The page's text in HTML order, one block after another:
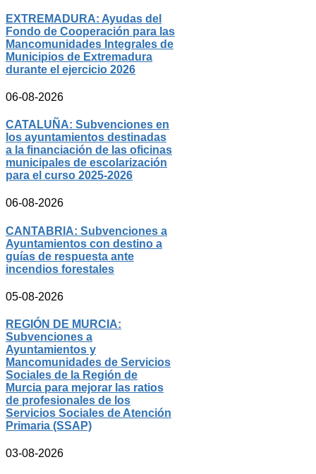
EXTREMADURA: Ayudas del
Fondo de Cooperación para las
Mancomunidades Integrales de
Municipios de Extremadura
durante el ejercicio 2026
06-08-2026
CATALUÑA: Subvenciones en
los ayuntamientos destinadas
a la financiación de las oficinas
municipales de escolarización
para el curso 2025-2026
06-08-2026
CANTABRIA: Subvenciones a
Ayuntamientos con destino a
guías de respuesta ante
incendios forestales
05-08-2026
REGIÓN DE MURCIA:
Subvenciones a
Ayuntamientos y
Mancomunidades de Servicios
Sociales de la Región de
Murcia para mejorar las ratios
de profesionales de los
Servicios Sociales de Atención
Primaria (SSAP)
03-08-2026